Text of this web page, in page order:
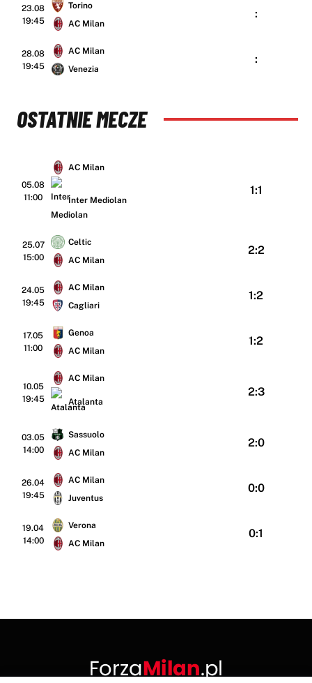
23.08
19:45
Torino
AC Milan
:
28.08
19:45
AC Milan
Venezia
:
OSTATNIE MECZE
05.08
11:00
AC Milan
Inter Mediolan
1:1
25.07
15:00
Celtic
AC Milan
2:2
24.05
19:45
AC Milan
Cagliari
1:2
17.05
11:00
Genoa
AC Milan
1:2
10.05
19:45
AC Milan
Atalanta
2:3
03.05
14:00
Sassuolo
AC Milan
2:0
26.04
19:45
AC Milan
Juventus
0:0
19.04
14:00
Verona
AC Milan
0:1